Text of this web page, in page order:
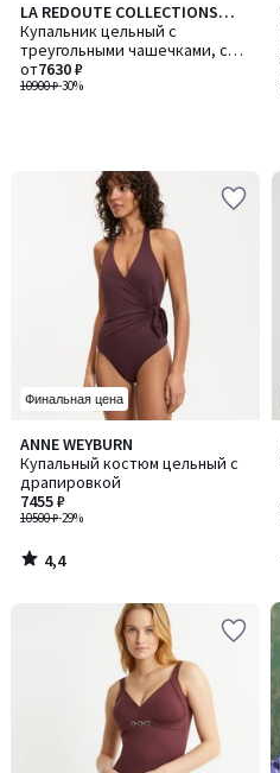
LA REDOUTE COLLECTIONS
PLUS
Купальник цельный с
треугольными чашечками, с
цветочным принтом
10900 ₽-30%
от7630 ₽
Финальная цена
ANNE WEYBURN
Купальный костюм цельный с
драпировкой
10500 ₽-29%
7455 ₽
4,4
/ 5
4,4
/
-